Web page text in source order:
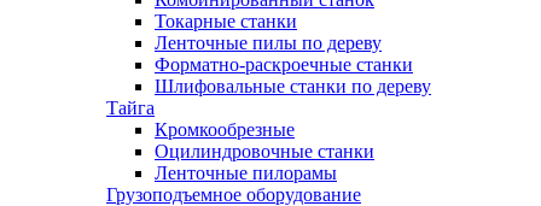
Токарные станки
Ленточные пилы по дереву
Форматно-раскроечные станки
Шлифовальные станки по дереву
Тайга
Кромкообрезные
Оцилиндровочные станки
Ленточные пилорамы
Грузоподъемное оборудование